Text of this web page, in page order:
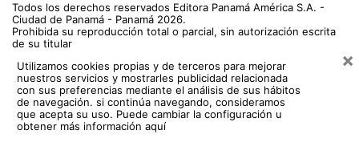
Todos los derechos reservados Editora Panamá América S.A. -
Ciudad de Panamá - Panamá 2026.
Prohibida su reproducción total o parcial, sin autorización escrita
de su titular
Utilizamos cookies propias y de terceros para mejorar
nuestros servicios y mostrarles publicidad relacionada
con sus preferencias mediante el análisis de sus hábitos
de navegación. si continúa navegando, consideramos
que acepta su uso. Puede cambiar la configuración u
obtener más información aquí
×